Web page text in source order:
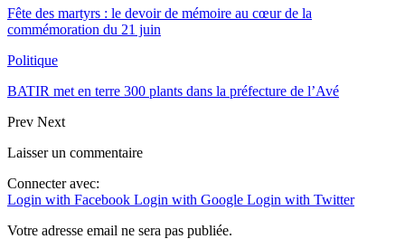
Fête des martyrs : le devoir de mémoire au cœur de la
commémoration du 21 juin
Politique
BATIR met en terre 300 plants dans la préfecture de l’Avé
Prev Next
Laisser un commentaire
Connecter avec:
Login with Facebook Login with Google Login with Twitter
Votre adresse email ne sera pas publiée.